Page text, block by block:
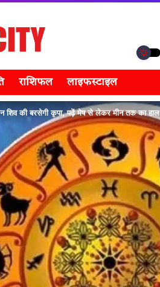
राशिफल लाइफस्टाइल
की बरसेगी कृपा, पढ़ें मेष से लेकर मीन तक का हाल